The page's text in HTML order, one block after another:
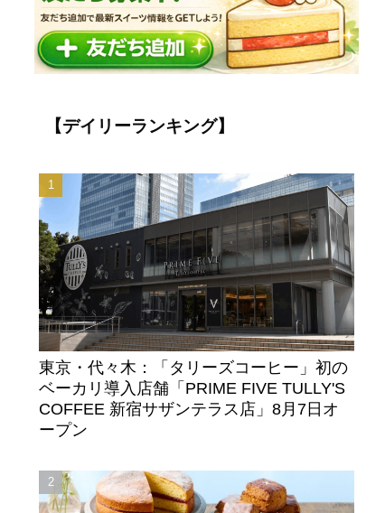
【デイリーランキング】
東京・代々木：「タリーズコーヒー」初の
ベーカリ導入店舗「PRIME FIVE TULLY'S
COFFEE 新宿サザンテラス店」8月7日オ
ープン